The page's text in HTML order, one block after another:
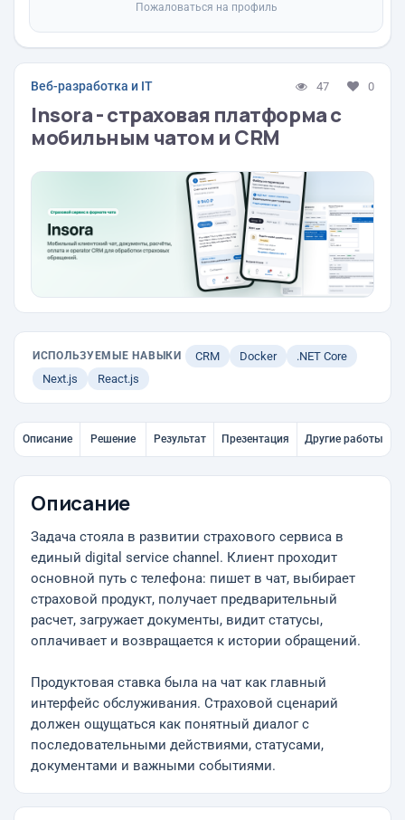
Пожаловаться на профиль
Веб-разработка и IT 47 0
Insora - страховая платформа с
мобильным чатом и CRM
ИСПОЛЬЗУЕМЫЕ НАВЫКИ CRM Docker
.NET Core
Next.js
React.js
Описание Решение Результат Презентация Другие работы
Описание
Задача стояла в развитии страхового сервиса в
единый digital service channel. Клиент проходит
основной путь с телефона: пишет в чат, выбирает
страховой продукт, получает предварительный
расчет, загружает документы, видит статусы,
оплачивает и возвращается к истории обращений.
Продуктовая ставка была на чат как главный
интерфейс обслуживания. Страховой сценарий
должен ощущаться как понятный диалог с
последовательными действиями, статусами,
документами и важными событиями.